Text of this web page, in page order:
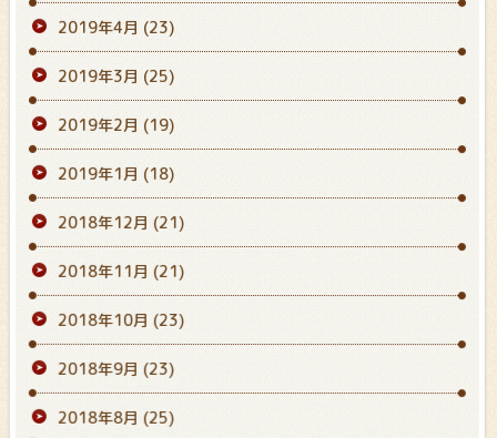
2019年4月 (23)
2019年3月 (25)
2019年2月 (19)
2019年1月 (18)
2018年12月 (21)
2018年11月 (21)
2018年10月 (23)
2018年9月 (23)
2018年8月 (25)